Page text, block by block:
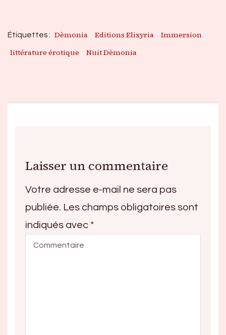
Étiquettes : Dèmonia Editions Elixyria
Immersion
littérature érotique
Nuit Dèmonia
Laisser un commentaire
Votre adresse e-mail ne sera pas
publiée. Les champs obligatoires sont
indiqués avec *